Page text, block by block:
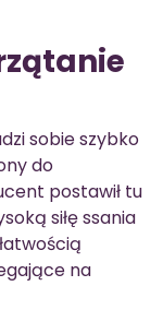
sobie szybko
do
postawił tu
siłę ssania
na